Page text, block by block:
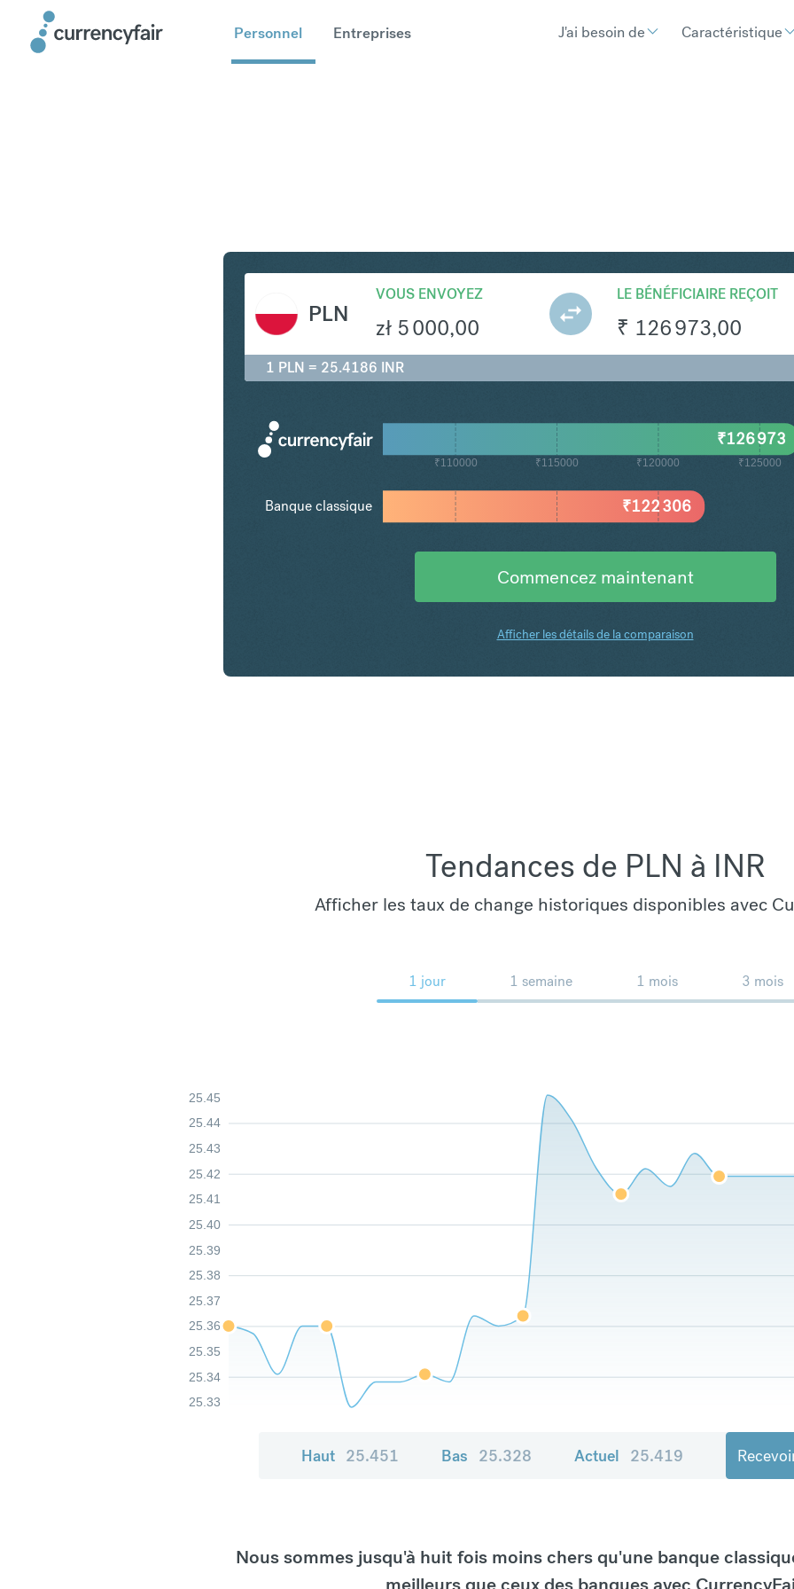
Personnel Entreprises J'ai besoin de Caractéristique
PLN
VOUS ENVOYEZ
zł 5 000,00
LE BÉNÉFICIAIRE REÇOIT
₹ 126 973,00
1 PLN = 25.4186 INR
₹110000 ₹115000 ₹120000 ₹125000
₹122 306
₹126 973
Banque classique
Commencez maintenant
Afficher les détails de la comparaison
Tendances de PLN à INR
Afficher les taux de change historiques disponibles avec
1 jour 1 semaine 1 mois 3 mois
25.33
25.34
25.35
25.36
25.37
25.38
25.39
25.40
25.41
25.42
25.43
25.44
25.45
Haut 25.451 Bas 25.328 Actuel 25.419
Nous sommes jusqu'à huit fois moins chers qu'une banque
meilleurs que ceux des banques avec